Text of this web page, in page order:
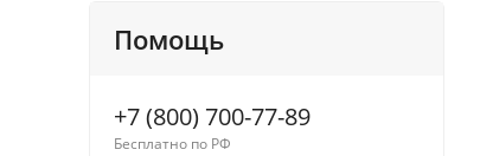
Помощь
+7 (800) 700-77-89
Бесплатно по РФ